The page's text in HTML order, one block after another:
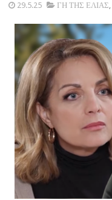
29.5.25 ΓΗ ΤΗΣ ΕΛΙΑΣ,